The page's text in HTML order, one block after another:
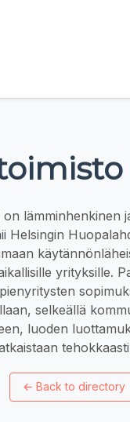
lämminhenkinen
Helsingin
yrityksille.
selkeällä
luoden
← Back to directory